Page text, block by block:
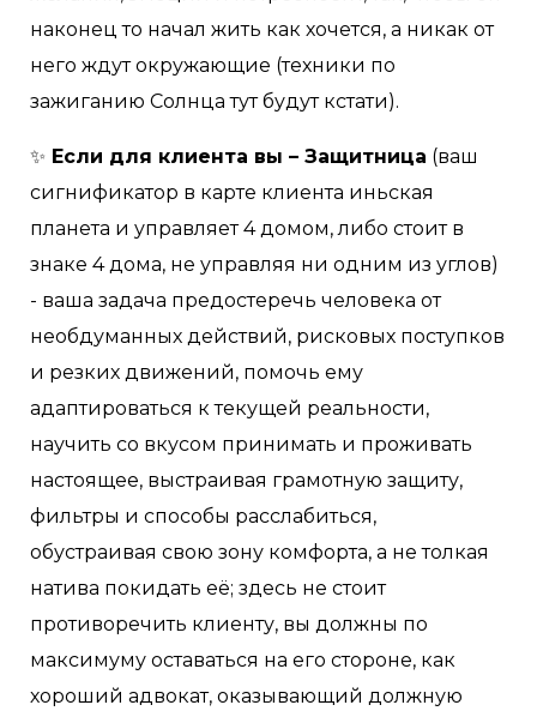
наконец то начал жить как хочется, а никак от
него ждут окружающие (техники по
зажиганию Солнца тут будут кстати).
✨ Если для клиента вы – Защитница (ваш
сигнификатор в карте клиента иньская
планета и управляет 4 домом, либо стоит в
знаке 4 дома, не управляя ни одним из углов)
- ваша задача предостеречь человека от
необдуманных действий, рисковых поступков
и резких движений, помочь ему
адаптироваться к текущей реальности,
научить со вкусом принимать и проживать
настоящее, выстраивая грамотную защиту,
фильтры и способы расслабиться,
обустраивая свою зону комфорта, а не толкая
натива покидать её; здесь не стоит
противоречить клиенту, вы должны по
максимуму оставаться на его стороне, как
хороший адвокат, оказывающий должную